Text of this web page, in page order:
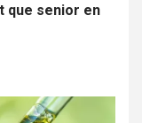
que senior en